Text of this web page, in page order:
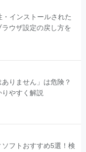
インストールされた
ウザ設定の戻し方を
ありません」は危険？
やすく解説
フトおすすめ5選！検